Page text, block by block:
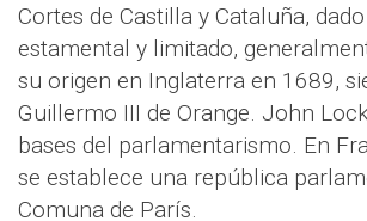
Cortes de Castilla y Cataluña,
estamental y limitado,
su origen en Inglaterra en 1689,
Guillermo III de Orange. John
bases del parlamentarismo. En
se establece una república
Comuna de París.